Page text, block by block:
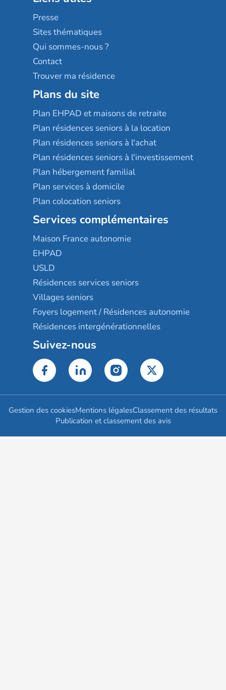
Sérénys
Résidences services Villa Médicis
Presse
Sites thématiques
Qui sommes-nous ?
Contact
Trouver ma résidence
Plans du site
Plan EHPAD et maisons de retraite
Plan résidences seniors à la location
Plan résidences seniors à l'achat
Plan résidences seniors à l'investissement
Plan hébergement familial
Plan services à domicile
Plan colocation seniors
Services complémentaires
Maison France autonomie
EHPAD
USLD
Résidences services seniors
Villages seniors
Foyers logement / Résidences autonomie
Résidences intergénérationnelles
Suivez-nous
Gestion des cookiesMentions légalesClassement des résultats
Publication et classement des avis